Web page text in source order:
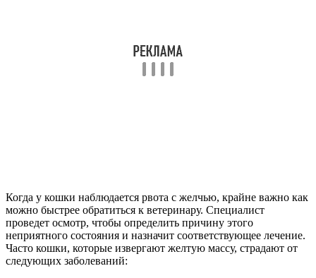
Когда у кошки наблюдается рвота с желчью, крайне важно как
можно быстрее обратиться к ветеринару. Специалист
проведет осмотр, чтобы определить причину этого
неприятного состояния и назначит соответствующее лечение.
Часто кошки, которые извергают желтую массу, страдают от
следующих заболеваний: